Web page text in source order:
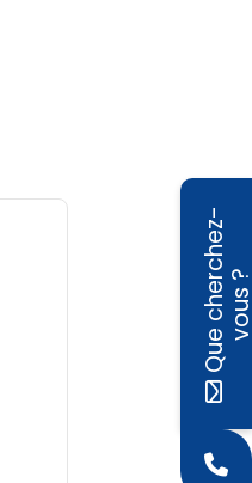
Q
u
e
c
h
e
r
c
h
e
z
-
v
o
u
s